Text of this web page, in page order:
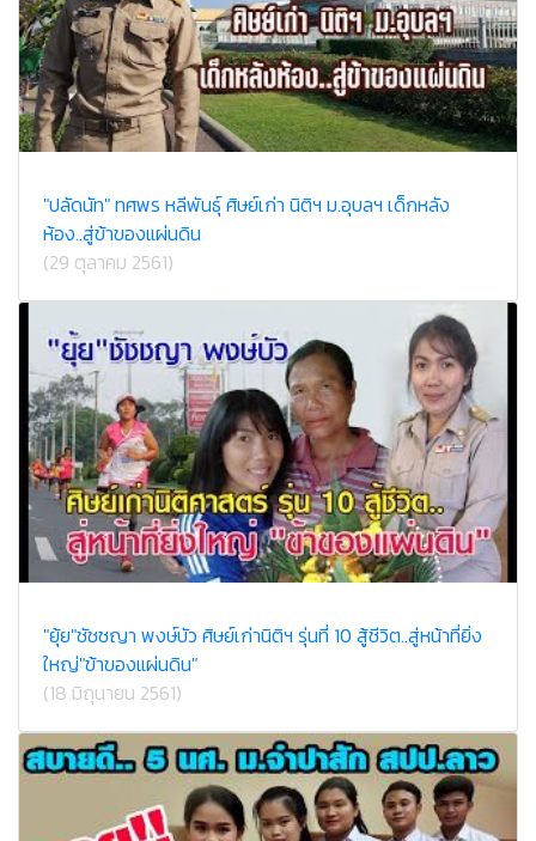
"ปลัดนัท" ทศพร หลีพันธุ์ ศิษย์เก่า นิติฯ ม.อุบลฯ เด็กหลัง
ห้อง..สู่ข้าของแผ่นดิน
(29 ตุลาคม 2561)
"ยุ้ย"ชัชชญา พงษ์บัว ศิษย์เก่านิติฯ รุ่นที่ 10 สู้ชีวิต..สู่หน้าที่ยิ่ง
ใหญ่"ข้าของแผ่นดิน"
(18 มิถุนายน 2561)